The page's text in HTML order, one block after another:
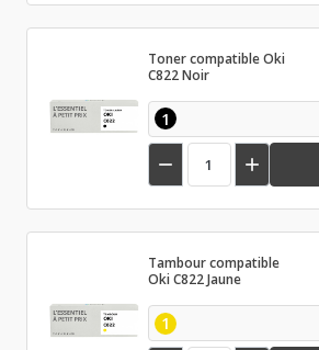
Toner compatible Oki
C822 Noir
1
 
Tambour compatible
Oki C822 Jaune
1